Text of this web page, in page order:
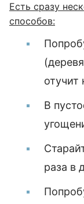
Есть сразу
способов:
отучит
В
раза в